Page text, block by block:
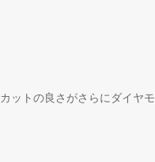
カットの良さがさらにダイヤ